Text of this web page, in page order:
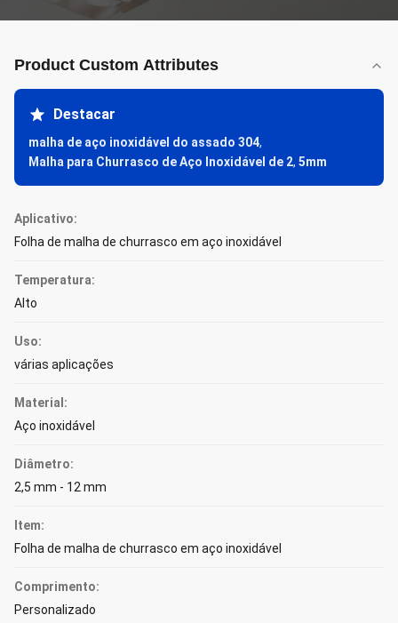
Product Custom Attributes
Destacar
malha de aço inoxidável do assado 304,
Malha para Churrasco de Aço Inoxidável de 2, 5mm
Aplicativo:
Folha de malha de churrasco em aço inoxidável
Temperatura:
Alto
Uso:
várias aplicações
Material:
Aço inoxidável
Diâmetro:
2,5 mm - 12 mm
Item:
Folha de malha de churrasco em aço inoxidável
Comprimento:
Personalizado